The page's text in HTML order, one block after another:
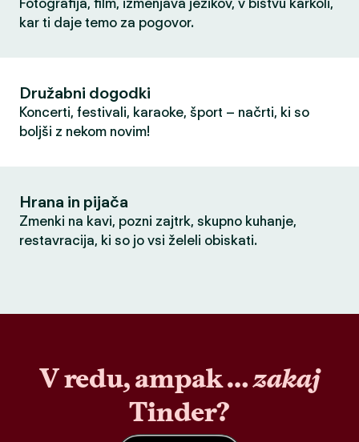
Fotografija, film, izmenjava jezikov, v bistvu karkoli,
kar ti daje temo za pogovor.
Družabni dogodki
Koncerti, festivali, karaoke, šport – načrti, ki so
boljši z nekom novim!
Hrana in pijača
Zmenki na kavi, pozni zajtrk, skupno kuhanje,
restavracija, ki so jo vsi želeli obiskati.
V redu, ampak …zakaj
Tinder?